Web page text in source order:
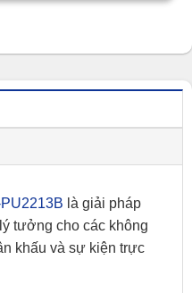
là giải pháp
tưởng cho các không
khấu và sự kiện trực